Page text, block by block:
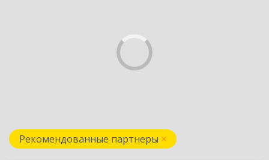
Рекомендованные партнеры